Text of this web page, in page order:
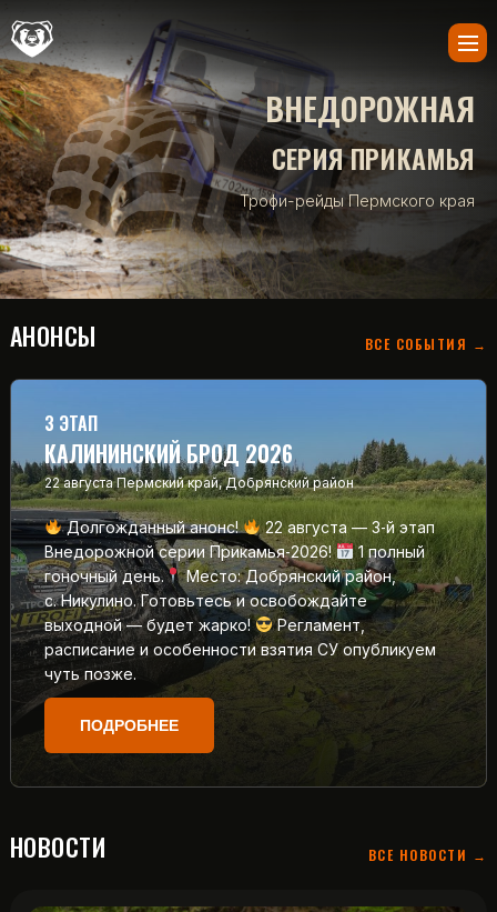
ВНЕДОРОЖНАЯ
СЕРИЯ ПРИКАМЬЯ
Трофи-рейды Пермского края
АНОНСЫ ВСЕ СОБЫТИЯ →
3 ЭТАП
КАЛИНИНСКИЙ БРОД 2026
22 августа Пермский край, Добрянский район
Долгожданный анонс!
22 августа — 3‑й этап
Внедорожной серии Прикамья‑2026!
1 полный
гоночный день.
Место: Добрянский район,
с. Никулино. Готовьтесь и освобождайте
выходной — будет жарко!
Регламент,
расписание и особенности взятия СУ опубликуем
чуть позже.
ПОДРОБНЕЕ
НОВОСТИ ВСЕ НОВОСТИ →